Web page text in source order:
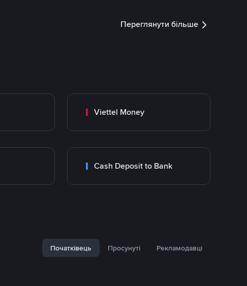
Переглянути більше
Viettel Money
Cash Deposit to Bank
Початківець Просунуті Рекламодавці